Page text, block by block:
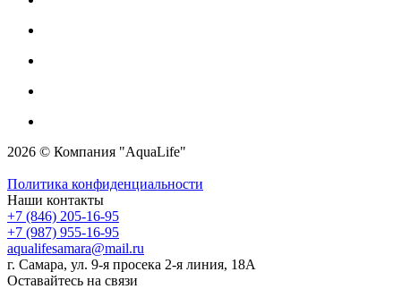
2026 © Компания "AquaLife"
Политика конфиденциальности
Наши контакты
+7 (846) 205-16-95
+7 (987) 955-16-95
aqualifesamara@mail.ru
г. Самара, ул. 9-я просека 2-я линия, 18А
Оставайтесь на связи